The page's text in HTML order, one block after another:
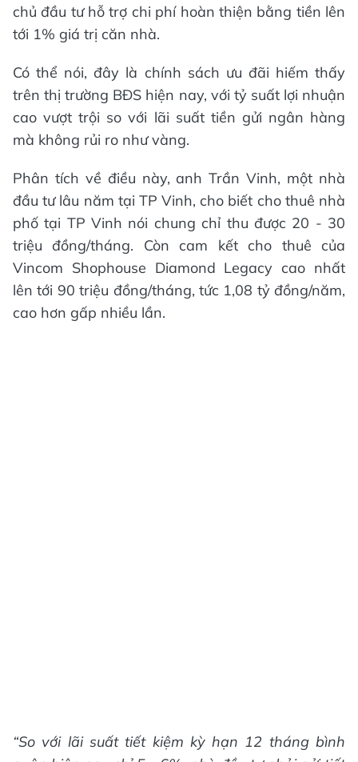
chủ đầu tư hỗ trợ chi phí hoàn thiện bằng tiền lên
tới 1% giá trị căn nhà.
Có thể nói, đây là chính sách ưu đãi hiếm thấy
trên thị trường BĐS hiện nay, với tỷ suất lợi nhuận
cao vượt trội so với lãi suất tiền gửi ngân hàng
mà không rủi ro như vàng.
Phân tích về điều này, anh Trần Vinh, một nhà
đầu tư lâu năm tại TP Vinh, cho biết cho thuê nhà
phố tại TP Vinh nói chung chỉ thu được 20 - 30
triệu đồng/tháng. Còn cam kết cho thuê của
Vincom Shophouse Diamond Legacy cao nhất
lên tới 90 triệu đồng/tháng, tức 1,08 tỷ đồng/năm,
cao hơn gấp nhiều lần.
“So với lãi suất tiết kiệm kỳ hạn 12 tháng bình